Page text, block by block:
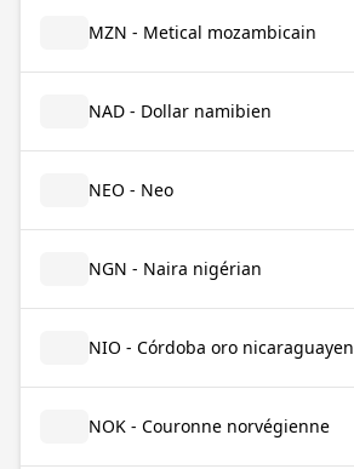
MZN - Metical mozambicain
NAD - Dollar namibien
NEO - Neo
NGN - Naira nigérian
NIO - Córdoba oro nicaraguayen
NOK - Couronne norvégienne